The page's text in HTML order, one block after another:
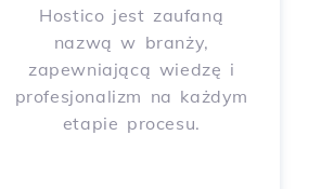
Hostico jest zaufaną
nazwą w branży,
zapewniającą wiedzę i
profesjonalizm na każdym
etapie procesu.